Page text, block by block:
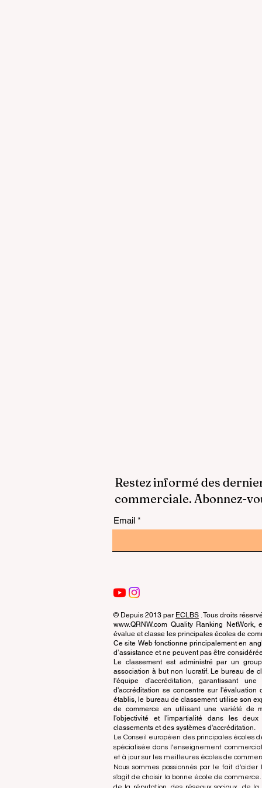
Restez informé des
commerciale. Abonnez-
Email
© Depuis 2013 par ECLBS . Tous droits
www.QRNW.com Quality Ranking
évalue et classe les principales écoles de
Ce site Web fonctionne principalement en
d’assistance et ne peuvent pas être
Le classement est administré par un
association à but non lucratif. Le bureau de
l'équipe d'accréditation, garantissant
d'accréditation se concentre sur
établis, le bureau de classement utilise son
de commerce en utilisant une variété de
l'objectivité et l'impartialité dans les
classements et des systèmes d'accréditation.
Le Conseil européen des principales écoles
spécialisée dans l'enseignement
et à jour sur les meilleures écoles de
Nous sommes passionnés par le fait
s'agit de choisir la bonne école de